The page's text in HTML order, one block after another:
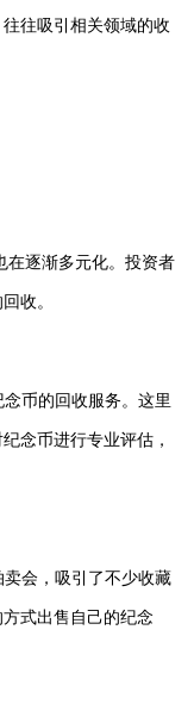
往吸引相关领域的收
在逐渐多元化。投资者
收。
币的回收服务。这里
念币进行专业评估，
会，吸引了不少收藏
式出售自己的纪念